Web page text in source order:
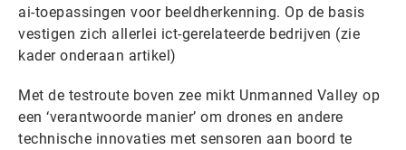
ai-toepassingen voor beeldherkenning. Op de basis
vestigen zich allerlei ict-gerelateerde bedrijven (zie
kader onderaan artikel)
Met de testroute boven zee mikt Unmanned Valley op
een ‘verantwoorde manier’ om drones en andere
technische innovaties met sensoren aan boord te